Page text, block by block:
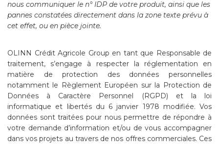
nous communiquer le n° IDP de votre produit, ainsi que les
pannes constatées directement dans la zone texte prévu à
cet effet, ou en pièce jointe.
OLINN Crédit Agricole Group en tant que Responsable de
traitement, s’engage à respecter la réglementation en
matière de protection des données personnelles
notamment le Règlement Européen sur la Protection de
Données à Caractère Personnel (RGPD) et la loi
informatique et libertés du 6 janvier 1978 modifiée. Vos
données sont traitées pour nous permettre de répondre à
votre demande d’information et/ou de vous accompagner
dans vos projets au travers de nos offres commerciales. Ces